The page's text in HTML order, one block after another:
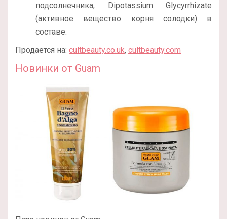
подсолнечника, Dipotassium Glycyrrhizate
(активное вещество корня солодки) в
составе.
Продается на: cultbeauty.co.uk, cultbeauty.com
Новинки от Guam